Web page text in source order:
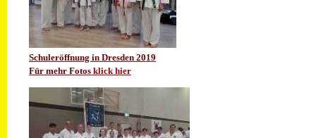
Schuleröffnung in Dresden 2019
Für mehr Fotos klick hier